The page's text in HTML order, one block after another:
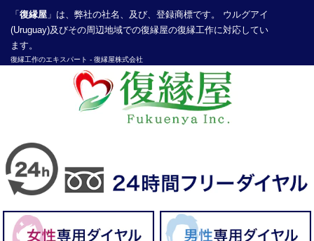
「 復縁屋 」は、弊社の社名、及び、登録商標です。 ウルグアイ
(Uruguay)及びその周辺地域での復縁屋の復縁工作に対応してい
ます。
復縁工作のエキスパート - 復縁屋株式会社
探偵業届出登録番号30210286号